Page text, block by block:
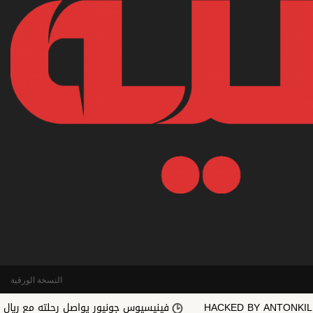
النسخة الورقية
HACKED BY فينيسيوس جونيور يواصل رحلته مع ريال مدريد حتى